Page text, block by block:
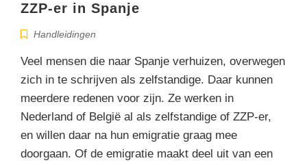
ZZP-er in Spanje
Handleidingen
Veel mensen die naar Spanje verhuizen, overwegen
zich in te schrijven als zelfstandige. Daar kunnen
meerdere redenen voor zijn. Ze werken in
Nederland of België al als zelfstandige of ZZP-er,
en willen daar na hun emigratie graag mee
doorgaan. Of de emigratie maakt deel uit van een